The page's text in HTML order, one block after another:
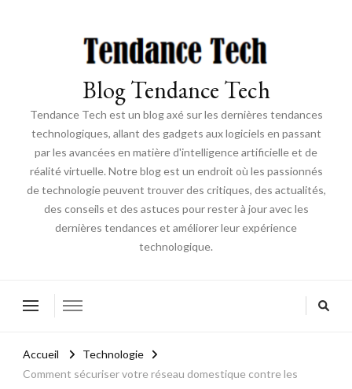
Blog Tendance Tech
Tendance Tech est un blog axé sur les dernières tendances
technologiques, allant des gadgets aux logiciels en passant
par les avancées en matière d'intelligence artificielle et de
réalité virtuelle. Notre blog est un endroit où les passionnés
de technologie peuvent trouver des critiques, des actualités,
des conseils et des astuces pour rester à jour avec les
dernières tendances et améliorer leur expérience
technologique.
Accueil
Technologie
Comment sécuriser votre réseau domestique contre les